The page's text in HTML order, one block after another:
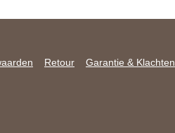
Retour Garantie & Klachten